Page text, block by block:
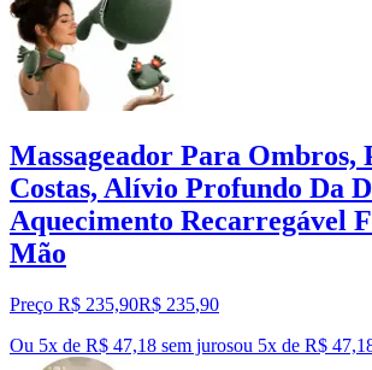
Massageador Para Ombros,
Costas, Alívio Profundo Da
Aquecimento Recarregável
Mão
Preço R$ 235,90R$ 235,90
Ou 5x de R$ 47,18 sem jurosou 5x de R$